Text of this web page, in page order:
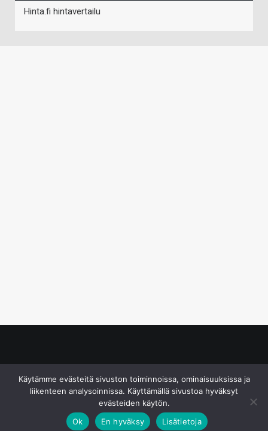
Hinta.fi hintavertailu
Käytämme evästeitä sivuston toiminnoissa, ominaisuuksissa ja
liikenteen analysoinnissa. Käyttämällä sivustoa hyväksyt
evästeiden käytön.
Ok
En hyväksy Lisätietoja